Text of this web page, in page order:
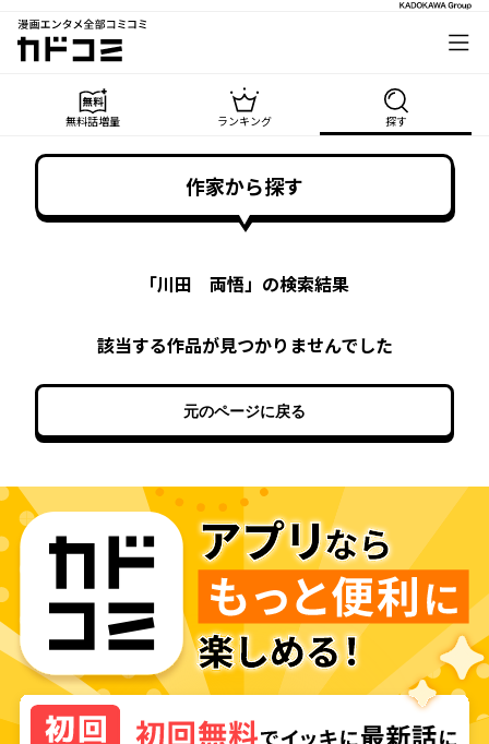
漫画エンタメ全部コミコミ
カドコミ
無料話増量 ランキング 探す
作家から探す
「川田 両悟」の検索結果
該当する作品が見つかりませんでした
元のページに戻る